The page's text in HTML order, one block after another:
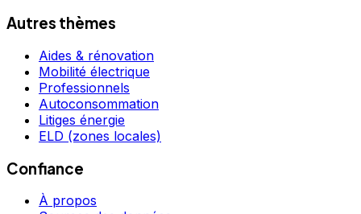
Autres thèmes
Aides & rénovation
Mobilité électrique
Professionnels
Autoconsommation
Litiges énergie
ELD (zones locales)
Confiance
À propos